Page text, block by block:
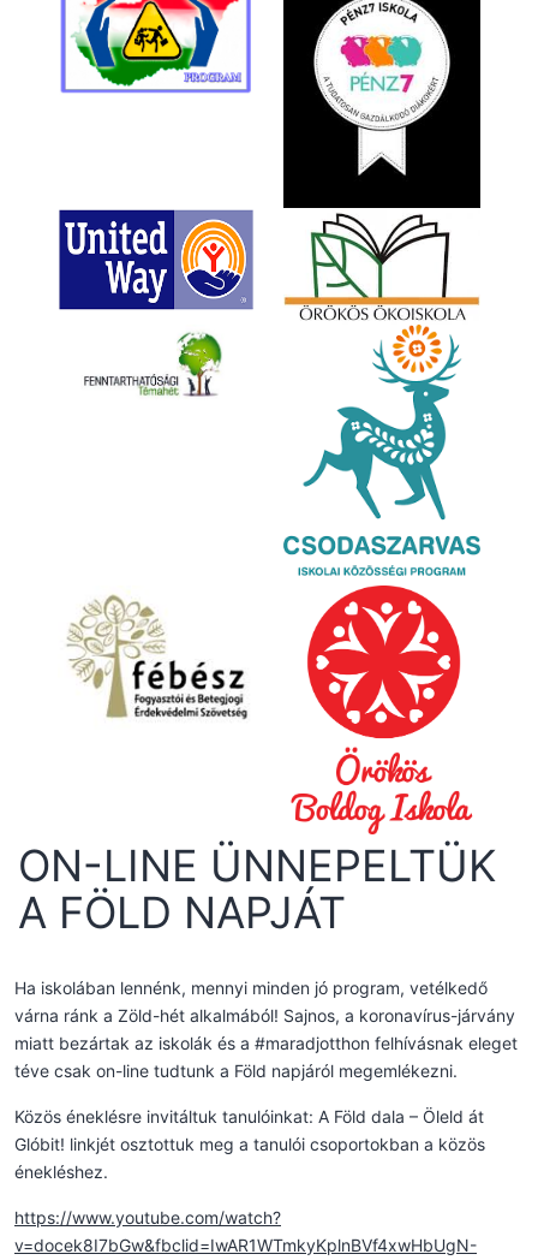
ON-LINE ÜNNEPELTÜK
A FÖLD NAPJÁT
Ha iskolában lennénk, mennyi minden jó program, vetélkedő
várna ránk a Zöld-hét alkalmából! Sajnos, a koronavírus-járvány
miatt bezártak az iskolák és a #maradjotthon felhívásnak eleget
téve csak on-line tudtunk a Föld napjáról megemlékezni.
Közös éneklésre invitáltuk tanulóinkat: A Föld dala – Öleld át
Glóbit! linkjét osztottuk meg a tanulói csoportokban a közös
énekléshez.
https://www.youtube.com/watch?
v=docek8I7bGw&fbclid=IwAR1WTmkyKplnBVf4xwHbUgN-